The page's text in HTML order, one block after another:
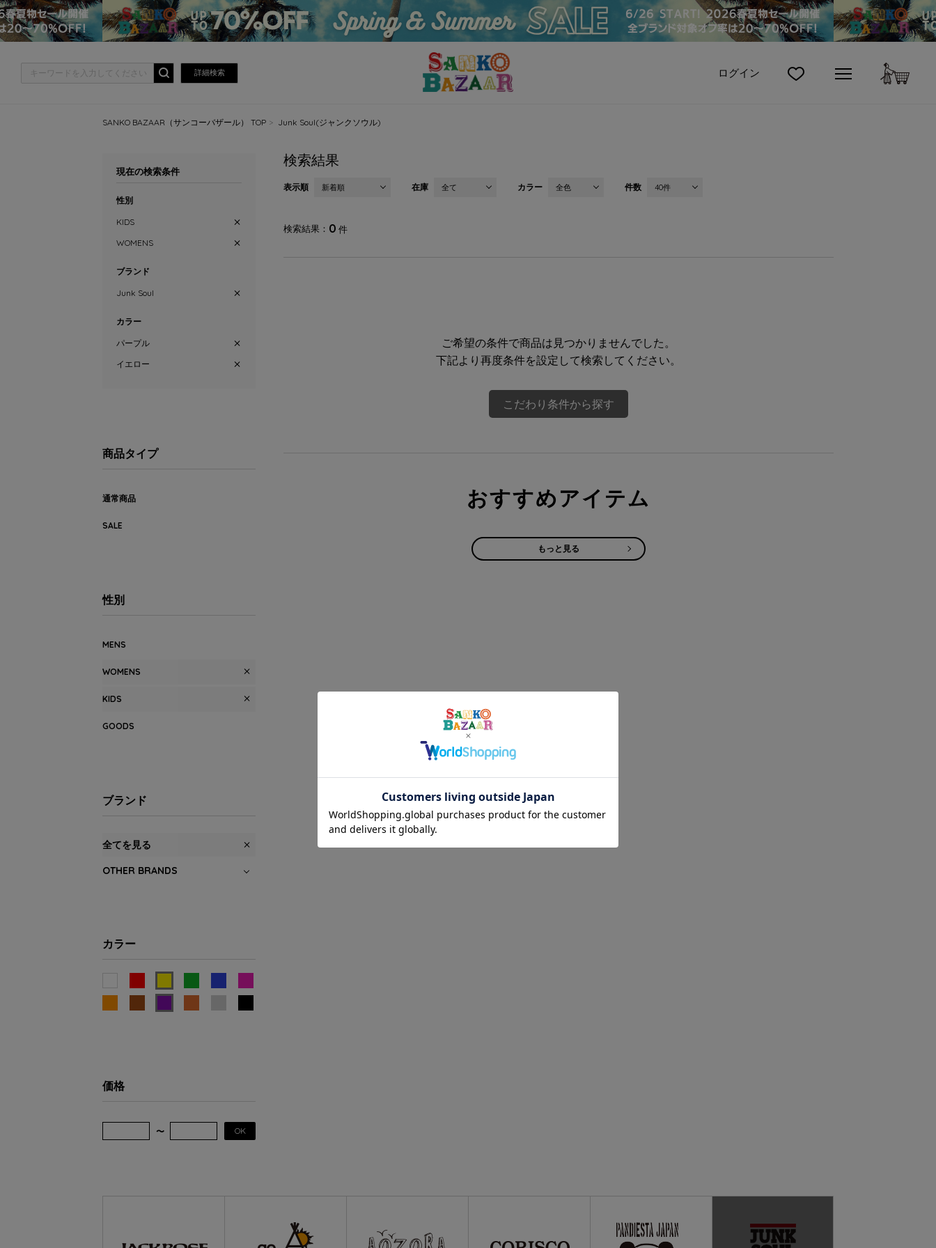
詳細検索 ログイン
SANKO BAZAAR（サンコーバザール） TOP Junk Soul(ジャンクソウル)
検索結果
表示順 新着順 在庫 全て カラー 全色 件数 40件
検索結果 0 件
ご希望の条件で商品は見つかりませんでした。
下記より再度条件を設定して検索してください。
こだわり条件から探す
おすすめアイテム
もっと見る
現在の検索条件
性別
KIDS
WOMENS
ブランド
Junk Soul
カラー
パープル
イエロー
商品タイプ
通常商品
SALE
性別
MENS
WOMENS
KIDS
GOODS
ブランド
全てを見る
OTHER BRANDS
カラー
価格
OK